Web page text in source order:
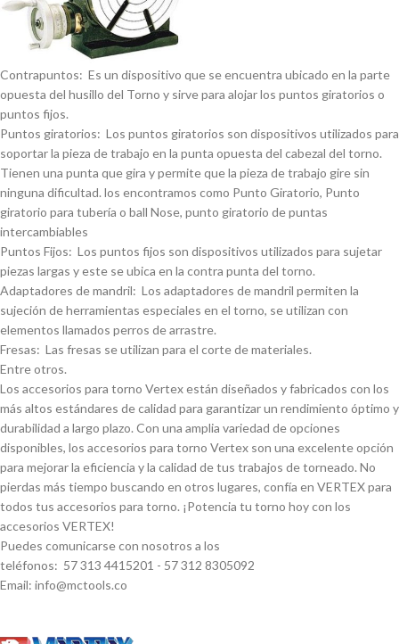
Contrapuntos: Es un dispositivo que se encuentra ubicado en la parte
opuesta del husillo del Torno y sirve para alojar los puntos giratorios o
puntos fijos.
Puntos giratorios: Los puntos giratorios son dispositivos utilizados para
soportar la pieza de trabajo en la punta opuesta del cabezal del torno.
Tienen una punta que gira y permite que la pieza de trabajo gire sin
ninguna dificultad. los encontramos como Punto Giratorio, Punto
giratorio para tuberí­a o ball Nose, punto giratorio de puntas
intercambiables
Puntos Fijos: Los puntos fijos son dispositivos utilizados para sujetar
piezas largas y este se ubica en la contra punta del torno.
Adaptadores de mandril: Los adaptadores de mandril permiten la
sujeción de herramientas especiales en el torno, se utilizan con
elementos llamados perros de arrastre.
Fresas: Las fresas se utilizan para el corte de materiales.
Entre otros.
Los accesorios para torno Vertex están diseñados y fabricados con los
más altos estándares de calidad para garantizar un rendimiento óptimo y
durabilidad a largo plazo. Con una amplia variedad de opciones
disponibles, los accesorios para torno Vertex son una excelente opción
para mejorar la eficiencia y la calidad de tus trabajos de torneado. No
pierdas más tiempo buscando en otros lugares, confí­a en VERTEX para
todos tus accesorios para torno. ¡Potencia tu torno hoy con los
accesorios VERTEX!
Puedes comunicarse con nosotros a los
teléfonos: 57 313 4415201 - 57 312 8305092
Email: info@mctools.co